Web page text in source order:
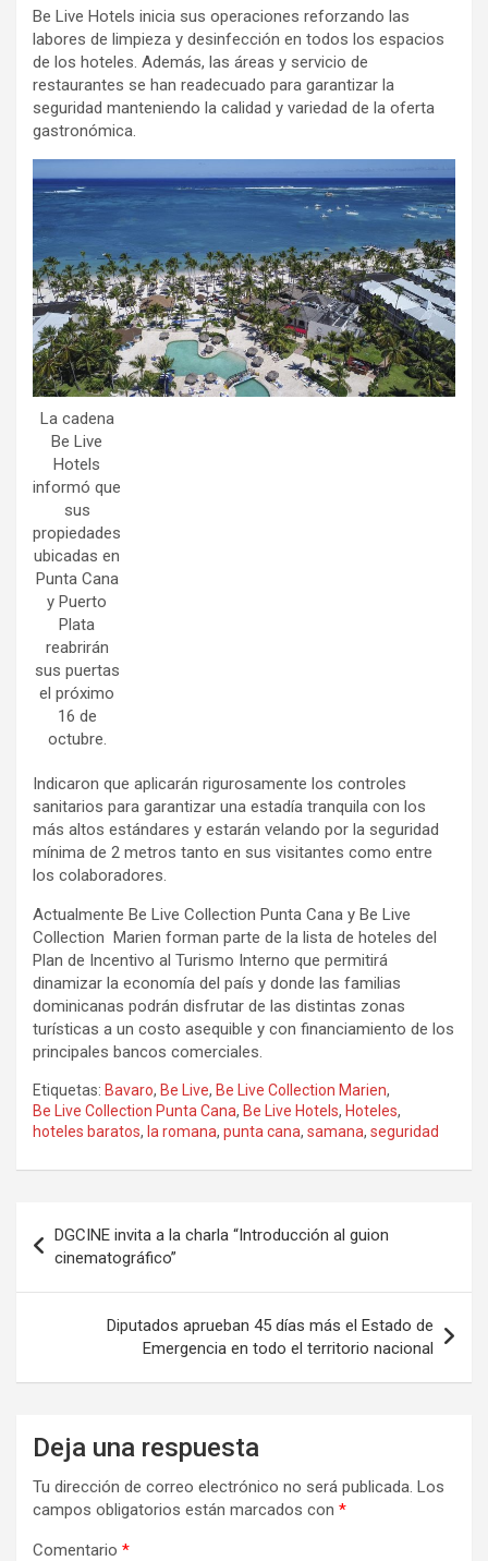
Be Live Hotels inicia sus operaciones reforzando las
labores de limpieza y desinfección en todos los espacios
de los hoteles. Además, las áreas y servicio de
restaurantes se han readecuado para garantizar la
seguridad manteniendo la calidad y variedad de la oferta
gastronómica.
La cadena
Be Live
Hotels
informó que
sus
propiedades
ubicadas en
Punta Cana
y Puerto
Plata
reabrirán
sus puertas
el próximo
16 de
octubre.
Indicaron que aplicarán rigurosamente los controles
sanitarios para garantizar una estadía tranquila con los
más altos estándares y estarán velando por la seguridad
mínima de 2 metros tanto en sus visitantes como entre
los colaboradores.
Actualmente Be Live Collection Punta Cana y Be Live
Collection Marien forman parte de la lista de hoteles del
Plan de Incentivo al Turismo Interno que permitirá
dinamizar la economía del país y donde las familias
dominicanas podrán disfrutar de las distintas zonas
turísticas a un costo asequible y con financiamiento de los
principales bancos comerciales.
Etiquetas: Bavaro, Be Live, Be Live Collection Marien,
Be Live Collection Punta Cana, Be Live Hotels, Hoteles,
hoteles baratos, la romana, punta cana, samana, seguridad
de
entradas
DGCINE invita a la charla “Introducción al guion
cinematográfico”
Diputados aprueban 45 días más el Estado de
Emergencia en todo el territorio nacional
Deja una respuesta
Tu dirección de correo electrónico no será publicada. Los
campos obligatorios están marcados con *
Comentario *